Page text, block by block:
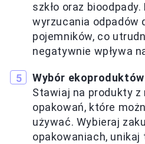
szkło oraz
wyrzucania odpadów
pojemników, co
negatywnie wpływa
Wybór
Stawiaj na produkty
opakowań, które
używać. Wybieraj
opakowaniach, unikaj